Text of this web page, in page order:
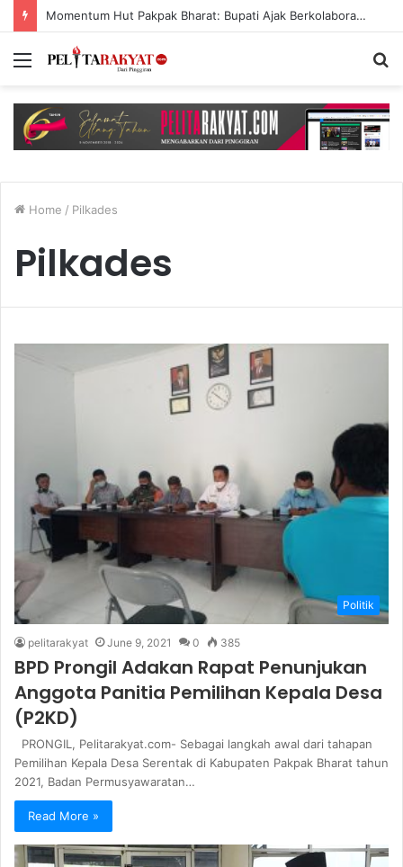
Momentum Hut Pakpak Bharat: Bupati Ajak Berkolaborasi untuk Kemakmuran Tanoh Pakpak
Menu
Home / Pilkades
Pilkades
Politik
pelitarakyat June 9, 2021 0 385
BPD Prongil Adakan Rapat Penunjukan
Anggota Panitia Pemilihan Kepala Desa
(P2KD)
PRONGIL, Pelitarakyat.com- Sebagai langkah awal dari tahapan
Pemilihan Kepala Desa Serentak di Kabupaten Pakpak Bharat tahun
2021, Badan Permusyawaratan…
Read More »